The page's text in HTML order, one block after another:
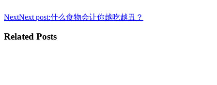
NextNext post:什么食物会让你越吃越丑？
Related Posts